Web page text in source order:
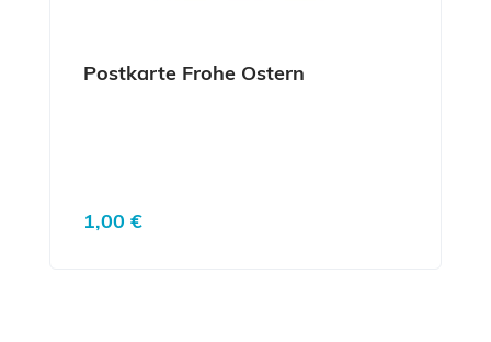
Postkarte Frohe Ostern
Regulärer Preis:
1,00 €